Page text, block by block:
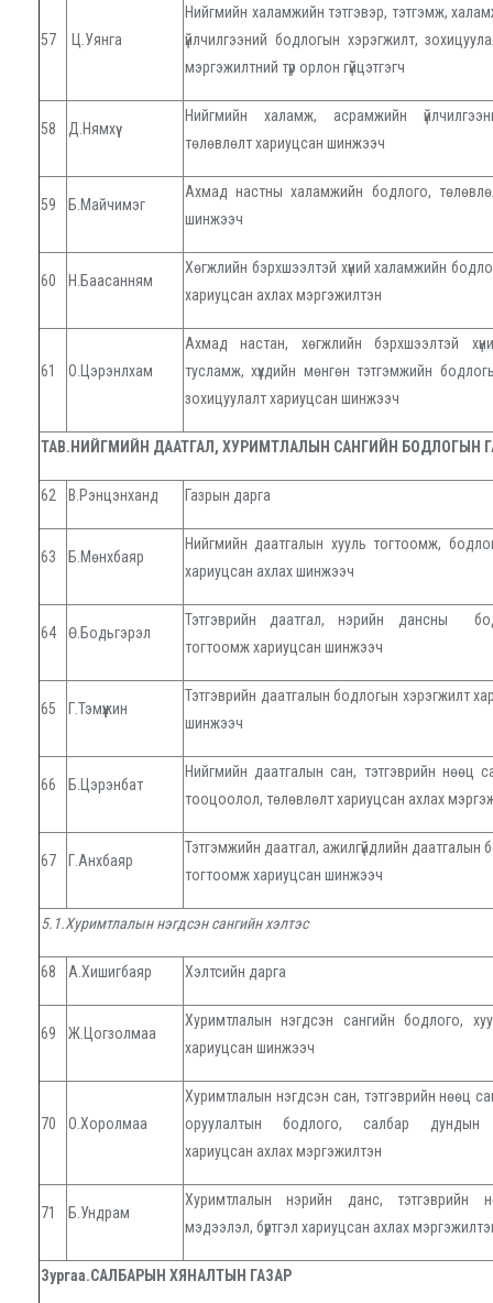
57 Ц.Уянга
Нийгмийн халамжийн тэтгэвэр, тэтгэмж,
үйлчилгээний бодлогын хэрэгжилт,
мэргэжилтний түр орлон гүйцэтгэгч
58 Д.Нямхүү
Нийгмийн халамж, асрамжийн
төлөвлөлт хариуцсан шинжээч
59 Б.Майчимэг
Ахмад настны халамжийн бодлого,
шинжээч
60 Н.Баасанням
Хөгжлийн бэрхшээлтэй хүний халамжийн
хариуцсан ахлах мэргэжилтэн
61 О.Цэрэнлхам
Ахмад настан, хөгжлийн бэрхшээлтэй
тусламж, хүүхдийн мөнгөн тэтгэмжийн
зохицуулалт хариуцсан шинжээч
ТАВ.НИЙГМИЙН ДААТГАЛ, ХУРИМТЛАЛЫН САНГИЙН БОДЛОГЫН
62 В.Рэнцэнханд Газрын дарга
63 Б.Мөнхбаяр
Нийгмийн даатгалын хууль тогтоомж,
хариуцсан ахлах шинжээч
64 Ө.Бодьгэрэл
Тэтгэврийн даатгал, нэрийн дансны
тогтоомж хариуцсан шинжээч
65 Г.Тэмүүжин
Тэтгэврийн даатгалын бодлогын хэрэгжилт
шинжээч
66 Б.Цэрэнбат
Нийгмийн даатгалын сан, тэтгэврийн нөөц
тооцоолол, төлөвлөлт хариуцсан ахлах
67 Г.Анхбаяр
Тэтгэмжийн даатгал, ажилгүйдлийн даатгалын
тогтоомж хариуцсан шинжээч
5.1.Хуримтлалын нэгдсэн сангийн хэлтэс
68 А.Хишигбаяр Хэлтсийн дарга
69 Ж.Цогзолмаа
Хуримтлалын нэгдсэн сангийн бодлого,
хариуцсан шинжээч
70 О.Хоролмаа
Хуримтлалын нэгдсэн сан, тэтгэврийн нөөц
оруулалтын бодлого, салбар дундын
хариуцсан ахлах мэргэжилтэн
71 Б.Ундрам
Хуримтлалын нэрийн данс, тэтгэврийн
мэдээлэл, бүртгэл хариуцсан ахлах
Зургаа.САЛБАРЫН ХЯНАЛТЫН ГАЗАР